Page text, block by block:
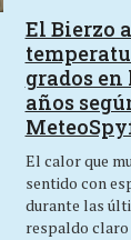
El Bierzo
grados
años
El calor que
sentido con
durante las
respaldo